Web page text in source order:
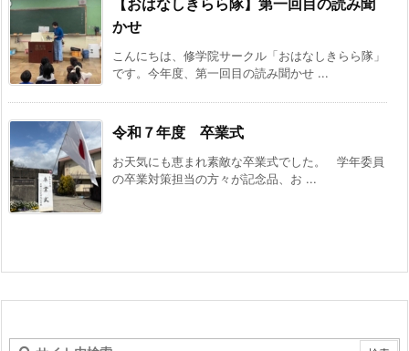
【おはなしきらら隊】第一回目の読み聞
かせ
こんにちは、修学院サークル「おはなしきらら隊」
です。今年度、第一回目の読み聞かせ ...
令和７年度 卒業式
お天気にも恵まれ素敵な卒業式でした。 学年委員
の卒業対策担当の方々が記念品、お ...